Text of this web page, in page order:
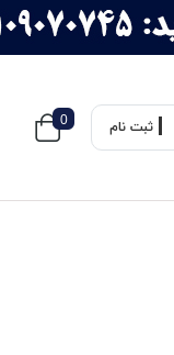
ثبت نام 0